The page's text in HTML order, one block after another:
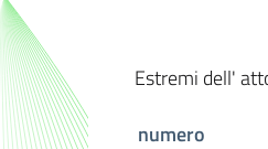
Estremi dell'
numero